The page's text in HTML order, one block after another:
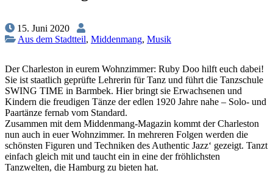
15. Juni 2020
Aus dem Stadtteil, Middenmang, Musik
Der Charleston in eurem Wohnzimmer: Ruby Doo hilft euch dabei!
Sie ist staatlich geprüfte Lehrerin für Tanz und führt die Tanzschule
SWING TIME in Barmbek. Hier bringt sie Erwachsenen und
Kindern die freudigen Tänze der edlen 1920 Jahre nahe – Solo- und
Paartänze fernab vom Standard.
Zusammen mit dem Middenmang-Magazin kommt der Charleston
nun auch in euer Wohnzimmer. In mehreren Folgen werden die
schönsten Figuren und Techniken des Authentic Jazz‘ gezeigt. Tanzt
einfach gleich mit und taucht ein in eine der fröhlichsten
Tanzwelten, die Hamburg zu bieten hat.